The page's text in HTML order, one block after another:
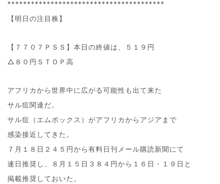
****************************************
【明日の注目株】
【７７０７ＰＳＳ】本日の終値は、５１９円
△８０円ＳＴＯＰ高
アフリカから世界中に広がる可能性も出て来た
サル痘関連だ。
サル痘（エムポックス）がアフリカからアジアまで
感染接近してきた。
７月１８日２４５円から有料日刊メール購読新聞にて
連日推奨し、８月１５日３８４円から１６日・１９日と
掲載推奨しておいた。